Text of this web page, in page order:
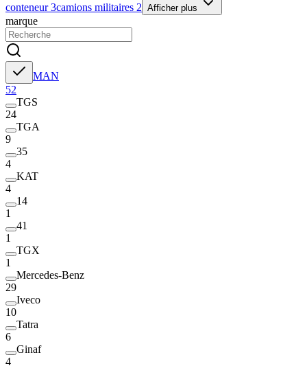
conteneur3camions militaires 2 Afficher plus
marque
MAN
52
TGS
24
TGA
9
35
4
KAT
4
14
1
41
1
TGX
1
Mercedes-Benz
29
Iveco
10
Tatra
6
Ginaf
4